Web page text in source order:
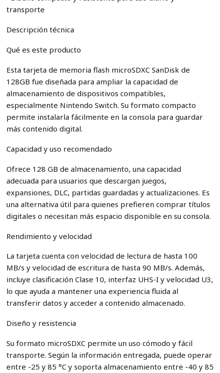
transporte
Descripción técnica
Qué es este producto
Esta tarjeta de memoria flash microSDXC SanDisk de
128GB fue diseñada para ampliar la capacidad de
almacenamiento de dispositivos compatibles,
especialmente Nintendo Switch. Su formato compacto
permite instalarla fácilmente en la consola para guardar
más contenido digital.
Capacidad y uso recomendado
Ofrece 128 GB de almacenamiento, una capacidad
adecuada para usuarios que descargan juegos,
expansiones, DLC, partidas guardadas y actualizaciones. Es
una alternativa útil para quienes prefieren comprar títulos
digitales o necesitan más espacio disponible en su consola.
Rendimiento y velocidad
La tarjeta cuenta con velocidad de lectura de hasta 100
MB/s y velocidad de escritura de hasta 90 MB/s. Además,
incluye clasificación Clase 10, interfaz UHS-I y velocidad U3,
lo que ayuda a mantener una experiencia fluida al
transferir datos y acceder a contenido almacenado.
Diseño y resistencia
Su formato microSDXC permite un uso cómodo y fácil
transporte. Según la información entregada, puede operar
entre -25 y 85 °C y soporta almacenamiento entre -40 y 85